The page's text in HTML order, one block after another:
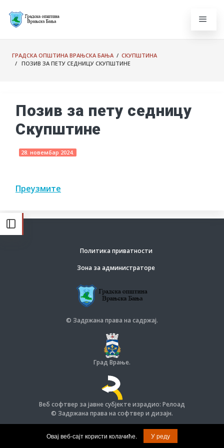
ГРАДСКА ОПШТИНА ВРАЊСКА БАЊА / СКУПШТИНА
/ ПОЗИВ ЗА ПЕТУ СЕДНИЦУ СКУПШТИНЕ
Позив за пету седницу
Скупштине
28. новембар 2024.
Преузмите
Политика приватности
Зона за администраторе
© Задржана права на садржај.
Град Врање.
Веб софтвер за јавне субјекте израдио: Релоад
© Задржана права на софтвер и дизајн.
Овај веб-сајт користи колачиће. У реду